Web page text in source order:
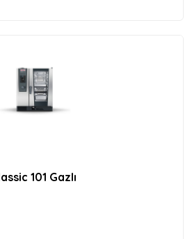
101 Gazlı